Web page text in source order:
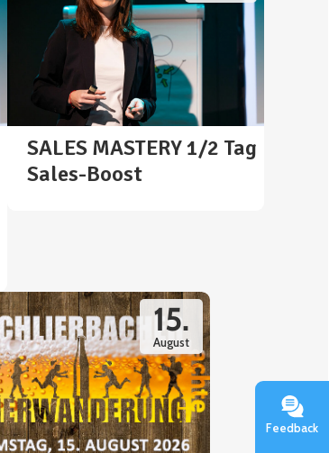
SALES MASTERY 1/2 Tag
Sales-Boost
15.
August
Feedback